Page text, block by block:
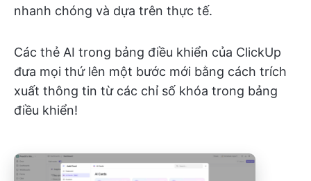
nhanh chóng và dựa trên thực tế.
Các thẻ AI trong bảng điều khiển của ClickUp
đưa mọi thứ lên một bước mới bằng cách trích
xuất thông tin từ các chỉ số khóa trong bảng
điều khiển!